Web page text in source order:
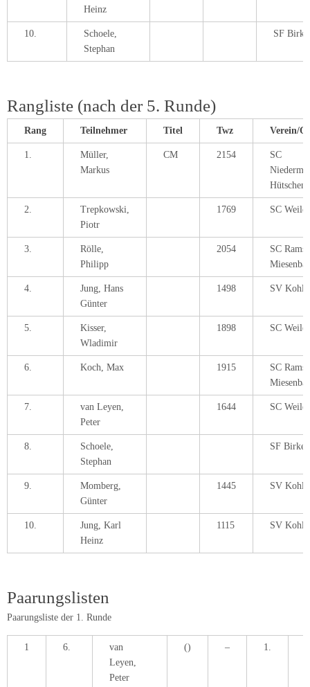
Heinz
10.
Schoele,
Stephan
SF
Rangliste (nach der 5. Runde)
Rang Teilnehmer Titel Twz Verein/
1.
Müller,
Markus
CM 2154
SC
2.
Trepkowski,
Piotr
1769 SC
3.
Rölle,
Philipp
2054
SC
4.
Jung, Hans
Günter
1498 SV
5.
Kisser,
Wladimir
1898 SC
6. Koch, Max 1915
SC
7.
van Leyen,
Peter
1644 SC
8.
Schoele,
Stephan
SF
9.
Momberg,
Günter
1445 SV
10.
Jung, Karl
Heinz
1115 SV
Paarungslisten
Paarungsliste der 1. Runde
1 6.
van
Leyen,
Peter
() – 1.